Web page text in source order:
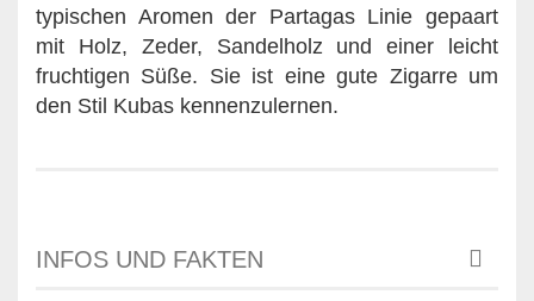
typischen Aromen der Partagas Linie gepaart
mit Holz, Zeder, Sandelholz und einer leicht
fruchtigen Süße. Sie ist eine gute Zigarre um
den Stil Kubas kennenzulernen.
INFOS UND FAKTEN